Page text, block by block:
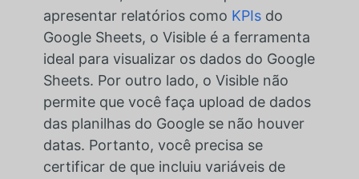
apresentar relatórios como KPIs do
Google Sheets, o Visible é a ferramenta
ideal para visualizar os dados do Google
Sheets. Por outro lado, o Visible não
permite que você faça upload de dados
das planilhas do Google se não houver
datas. Portanto, você precisa se
certificar de que incluiu variáveis de